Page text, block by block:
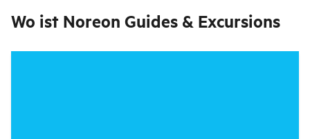
Wo ist Noreon Guides & Excursions